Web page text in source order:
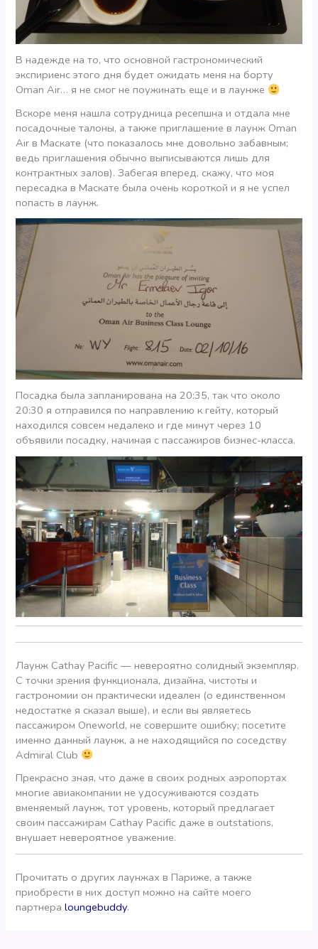
В надежде на то, что основной гастрономический
экспириенс этого дня будет ожидать меня на борту
Oman Air… я не смог не поужинать еще и в лаунже
Вскоре меня нашла сотрудница ресепшна и отдала мне
посадочные талоны, а также приглашение в лаунж Oman
Air в Маскате (что показалось мне довольно забавным;
ведь приглашения обычно выписываются лишь для
контрактных залов). Забегая вперед, скажу, что моя
пересадка в Маскате была очень короткой и я не успел
попасть в лаунж.
Посадка была запланирована на 20:35, так что около
20:30 я отправился по направлению к гейту, который
находился совсем недалеко и где минут через 10
объявили посадку, начиная с пассажиров бизнес-класса.
Лаунж Cathay Pacific — невероятно солидный экземпляр.
С точки зрения функционала, дизайна, чистоты и
гастрономии он практически идеален (о единственном
недостатке я сказал выше), и если вы являетесь
пасcажиром Oneworld, не совершите ошибку; посетите
именно данный лаунж, а не находящийся по соседству
Admiral Club
Прекрасно зная, что даже в своих родных аэропортах
многие авиакомпании не удосуживаются создать
вменяемый лаунж, тот уровень, который предлагает
своим пассажирам Cathay Pacific даже в outstations,
внушает невероятное уважение.
Прочитать о других лаунжах в Париже, а также
приобрести в них доступ можно на сайте моего
партнераloungebuddy.